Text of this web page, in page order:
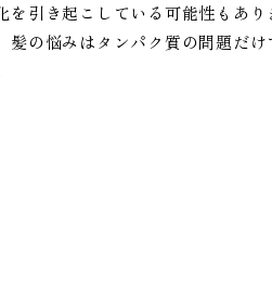
引き起こしている可能性もあ
の悩みはタンパク質の問題だ